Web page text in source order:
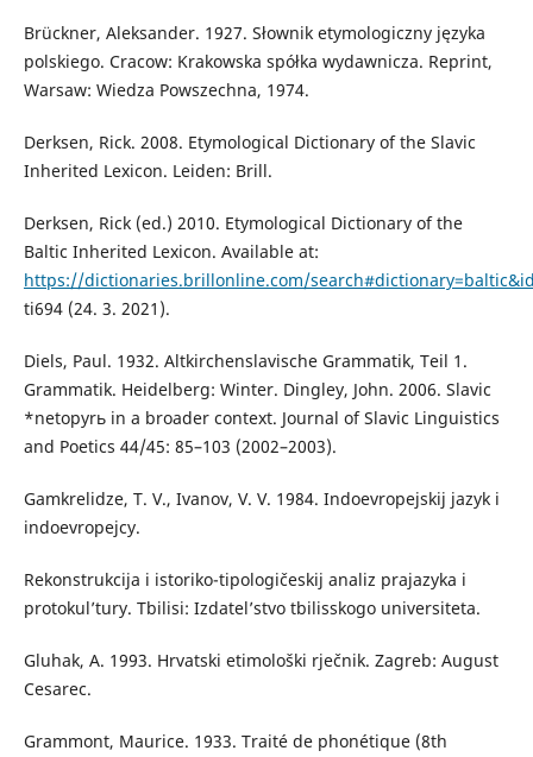
Brückner, Aleksander. 1927. Słownik etymologiczny języka
polskiego. Cracow: Krakowska spółka wydawnicza. Reprint,
Warsaw: Wiedza Powszechna, 1974.
Derksen, Rick. 2008. Etymological Dictionary of the Slavic
Inherited Lexicon. Leiden: Brill.
Derksen, Rick (ed.) 2010. Etymological Dictionary of the
Baltic Inherited Lexicon. Available at:
https://dictionaries.brillonline.com/
ti694 (24. 3. 2021).
Diels, Paul. 1932. Altkirchenslavische Grammatik, Teil 1.
Grammatik. Heidelberg: Winter. Dingley, John. 2006. Slavic
*netopyrь in a broader context. Journal of Slavic Linguistics
and Poetics 44/45: 85–103 (2002–2003).
Gamkrelidze, T. V., Ivanov, V. V. 1984. Indoevropejskij jazyk i
indoevropejcy.
Rekonstrukcija i istoriko-tipologičeskij analiz prajazyka i
protokul’tury. Tbilisi: Izdatel’stvo tbilisskogo universiteta.
Gluhak, A. 1993. Hrvatski etimološki rječnik. Zagreb: August
Cesarec.
Grammont, Maurice. 1933. Traité de phonétique (8th